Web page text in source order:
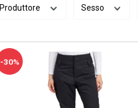
Produttore Sesso
-30%